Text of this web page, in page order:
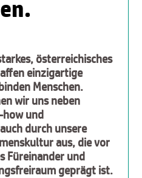
österreichisches
einzigartige
Menschen.
wir uns neben
how und
durch unsere
aus, die vor
Füreinander und
geprägt ist.